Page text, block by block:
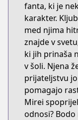
fanta, ki je
karakter.
med njima
znajde v
ki jih prinaša
v šoli. Njena
prijateljstvu
pomagajo
Mirei
odnosi?